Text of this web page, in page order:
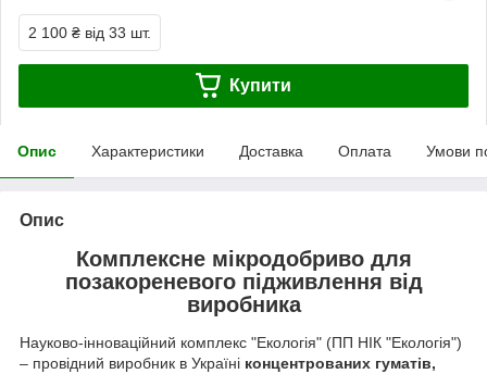
2 100 ₴ від 33 шт.
Купити
Опис Характеристики Доставка Оплата Умови
Опис
Комплексне мікродобриво для
позакореневого підживлення від
виробника
Науково-інноваційний комплекс "Екологія" (ПП НІК "Екологія")
– провідний виробник в Україні концентрованих гуматів,